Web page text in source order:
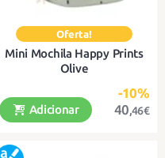
Mini Mochila Happy Prints
Olive
-10%
40,46€
Adicionar